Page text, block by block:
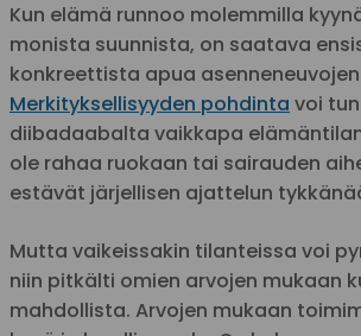
Kun elämä runnoo molemmilla
monista suunnista, on saatava
konkreettista apua
Merkityksellisyyden pohdinta voi
diibadaabalta vaikkapa
ole rahaa ruokaan tai sairauden
estävät järjellisen ajattelun
Mutta vaikeissakin tilanteissa voi
niin pitkälti omien arvojen mukaan
mahdollista. Arvojen mukaan